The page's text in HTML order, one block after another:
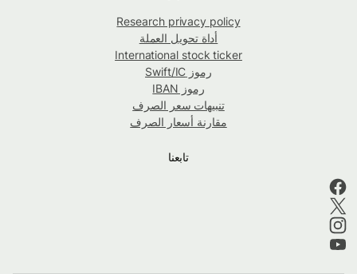
Research privacy policy
أداة تحويل العملة
International stock ticker
رموز Swift/IC
رموز IBAN
تنبيهات سعر الصرف
مقارنة أسعار الصرف
تابعنا